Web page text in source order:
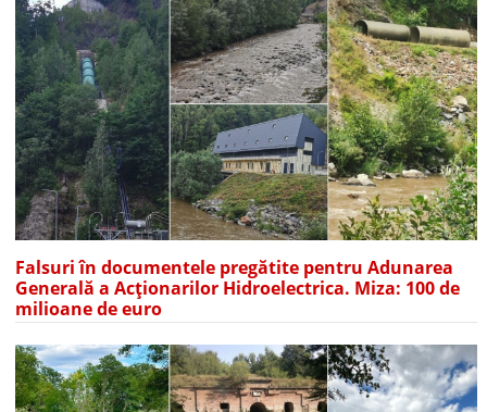
Falsuri în documentele pregătite pentru Adunarea
Generală a Acționarilor Hidroelectrica. Miza: 100 de
milioane de euro